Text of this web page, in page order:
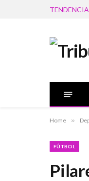
Home »
FÚTBOL